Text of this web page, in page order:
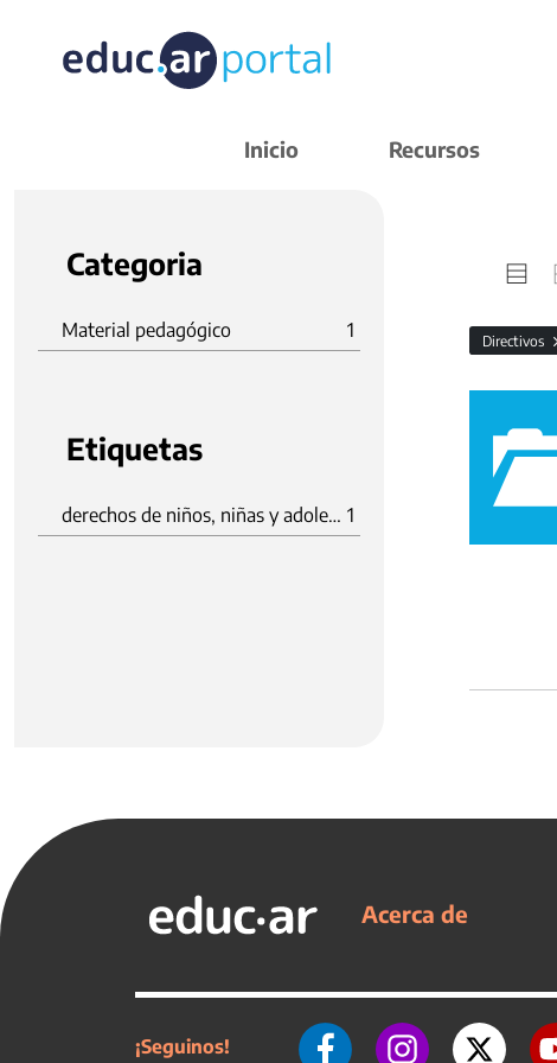
Inicio Recursos
Categoria
Material pedagógico 1
Etiquetas
derechos de niños, niñas y adolescentes 1
Directivos
Acerca de
¡Seguinos!